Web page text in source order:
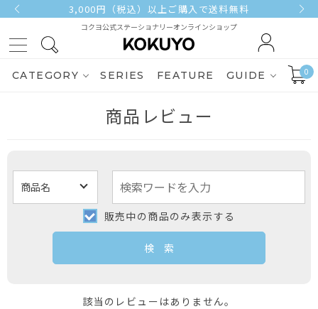
3,000円（税込）以上ご購入で送料無料
コクヨ公式ステーショナリーオンラインショップ
CATEGORY SERIES FEATURE GUIDE 0
商品レビュー
販売中の商品のみ表示する
該当のレビューはありません。